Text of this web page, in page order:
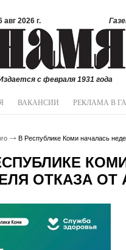
авг 2026 г.
с февраля 1931 года
ВАКАНСИИ РЕКЛАМА В
В Республике Коми началась
ОТКАЗА ОТ